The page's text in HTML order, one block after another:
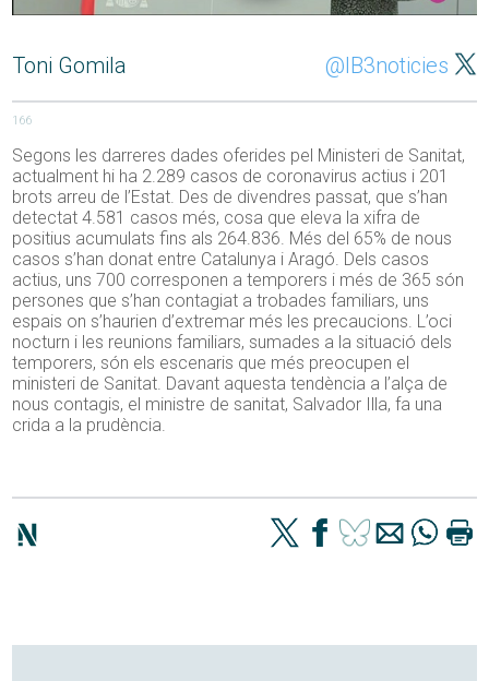
Toni Gomila @IB3noticies
166
Segons les darreres dades oferides pel Ministeri de Sanitat,
actualment hi ha 2.289 casos de coronavirus actius i 201
brots arreu de l’Estat. Des de divendres passat, que s’han
detectat 4.581 casos més, cosa que eleva la xifra de
positius acumulats fins als 264.836. Més del 65% de nous
casos s’han donat entre Catalunya i Aragó. Dels casos
actius, uns 700 corresponen a temporers i més de 365 són
persones que s’han contagiat a trobades familiars, uns
espais on s’haurien d’extremar més les precaucions. L’oci
nocturn i les reunions familiars, sumades a la situació dels
temporers, són els escenaris que més preocupen el
ministeri de Sanitat. Davant aquesta tendència a l’alça de
nous contagis, el ministre de sanitat, Salvador Illa, fa una
crida a la prudència.